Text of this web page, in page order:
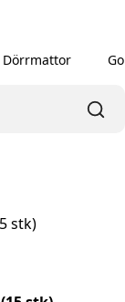
Dörrmattor
stk)